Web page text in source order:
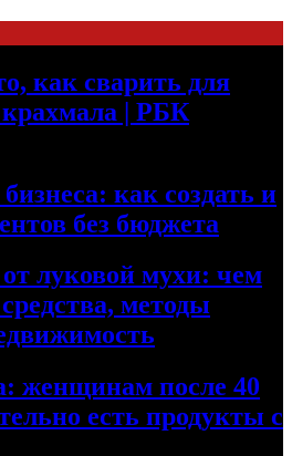
как сварить для
| РБК
как создать и
без бюджета
луковой мухи: чем
методы
женщинам после 40
есть продукты с